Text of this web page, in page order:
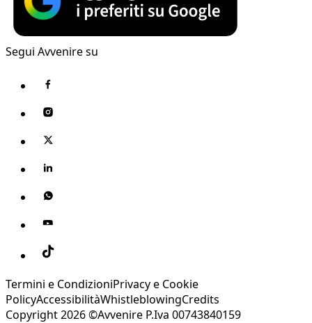
Segui Avvenire su
Termini e CondizioniPrivacy e Cookie
PolicyAccessibilitàWhistleblowingCredits
Copyright 2026 ©Avvenire P.Iva 00743840159